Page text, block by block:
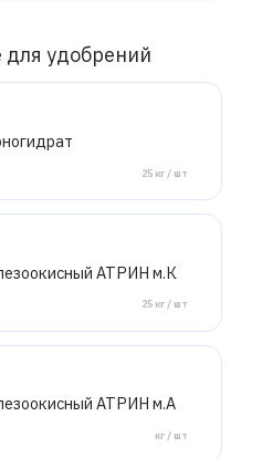
удобрений
25 кг / шт
АТРИН м.К
25 кг / шт
АТРИН м.А
кг / шт